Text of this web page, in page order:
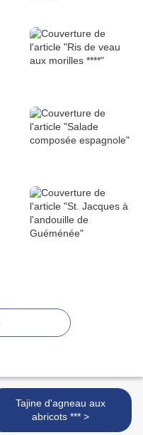
Tajine d'agneau aux
abricots *** >